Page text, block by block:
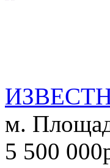
м.
5 500